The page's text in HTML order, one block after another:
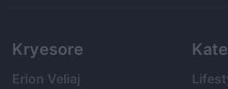
Kryesore
Erion Veliaj